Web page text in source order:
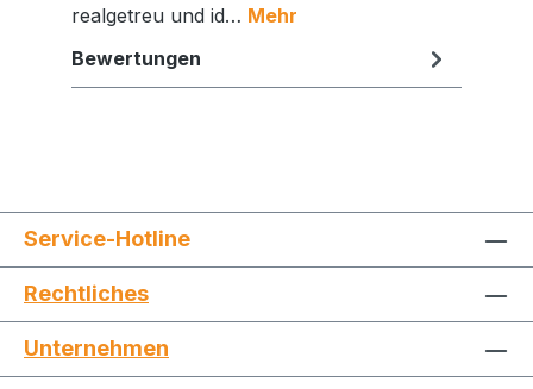
Jetzt die Website deinen Freunden zeigen
realgetreu und id… Mehr
Bewertungen
Service-Hotline
Rechtliches
Unternehmen